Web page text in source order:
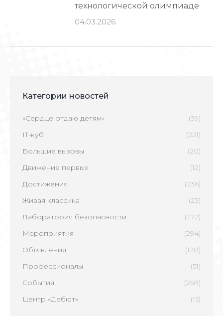
технологической олимпиаде
04.03.2026
Категории новостей
«Сердце отдаю детям»
(39)
IT-куб
(221)
Большие вызовы
(20)
Движение первых
(12)
Достижения
(236)
Живая классика
(23)
Лаборатория безопасности
(272)
Мероприятия
(294)
Объявления
(128)
Профессионалы
(51)
События
(258)
Центр «Дебют»
(15)